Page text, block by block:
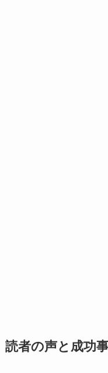
読者の声と成功